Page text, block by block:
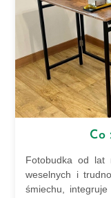
Co
Fotobudka od lat
weselnych i
śmiechu,